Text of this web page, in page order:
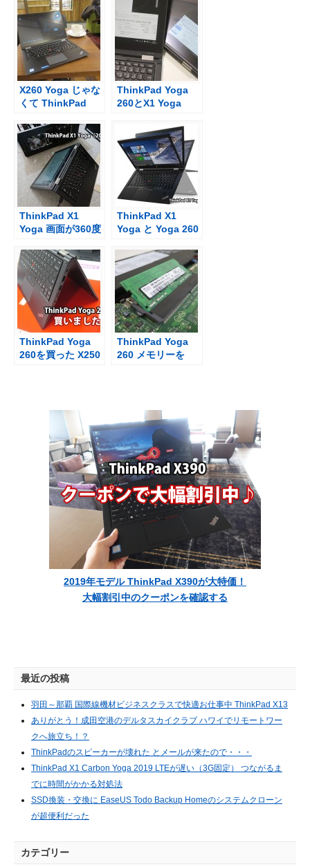
X260 Yoga じゃな
くて ThinkPad
わかりにく
い・・・
ThinkPad Yoga
260とX1 Yoga
を計測 発熱はど
う？
ThinkPad X1
Yoga 画面が360度
感じるように
ThinkPad X1
Yoga と Yoga 260
い LTE対応なら買
い
ThinkPad Yoga
260を買った X250
ThinkPad Yoga
260 メモリーを
2019年モデル ThinkPad X390が大特価！
大幅割引中のクーポンを確認する
最近の投稿
羽田～那覇 国際線機材ビジネスクラスで快適お仕事中 ThinkPad X13
ありがとう！成田空港のデルタスカイクラブ ハワイでリモートワー
クへ旅立ち！？
ThinkPadのスピーカーが壊れた とメールが来たので・・・
ThinkPad X1 Carbon Yoga 2019 LTEが遅い（3G固定） つながるま
でに時間がかかる対処法
SSD換装・交換に EaseUS Todo Backup Homeのシステムクローン
が超便利だった
カテゴリー